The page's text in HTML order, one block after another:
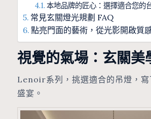
本地品牌的匠心：選擇適合您的
常見玄關燈光規劃 FAQ
點亮門面的藝術，從光影開啟質
視覺的氣場：玄關美
Lenoir系列，挑選適合的吊燈，寫
盛宴。